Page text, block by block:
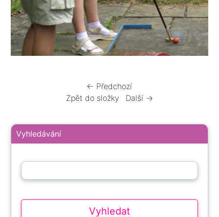
← Předchozí
Zpět do složky
Další →
Vyhledávání